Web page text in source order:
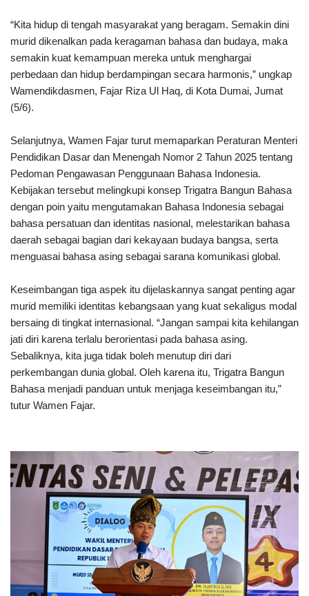
“Kita hidup di tengah masyarakat yang beragam. Semakin dini
murid dikenalkan pada keragaman bahasa dan budaya, maka
semakin kuat kemampuan mereka untuk menghargai
perbedaan dan hidup berdampingan secara harmonis,” ungkap
Wamendikdasmen, Fajar Riza Ul Haq, di Kota Dumai, Jumat
(5/6).
Selanjutnya, Wamen Fajar turut memaparkan Peraturan Menteri
Pendidikan Dasar dan Menengah Nomor 2 Tahun 2025 tentang
Pedoman Pengawasan Penggunaan Bahasa Indonesia.
Kebijakan tersebut melingkupi konsep Trigatra Bangun Bahasa
dengan poin yaitu mengutamakan Bahasa Indonesia sebagai
bahasa persatuan dan identitas nasional, melestarikan bahasa
daerah sebagai bagian dari kekayaan budaya bangsa, serta
menguasai bahasa asing sebagai sarana komunikasi global.
Keseimbangan tiga aspek itu dijelaskannya sangat penting agar
murid memiliki identitas kebangsaan yang kuat sekaligus modal
bersaing di tingkat internasional. “Jangan sampai kita kehilangan
jati diri karena terlalu berorientasi pada bahasa asing.
Sebaliknya, kita juga tidak boleh menutup diri dari
perkembangan dunia global. Oleh karena itu, Trigatra Bangun
Bahasa menjadi panduan untuk menjaga keseimbangan itu,”
tutur Wamen Fajar.